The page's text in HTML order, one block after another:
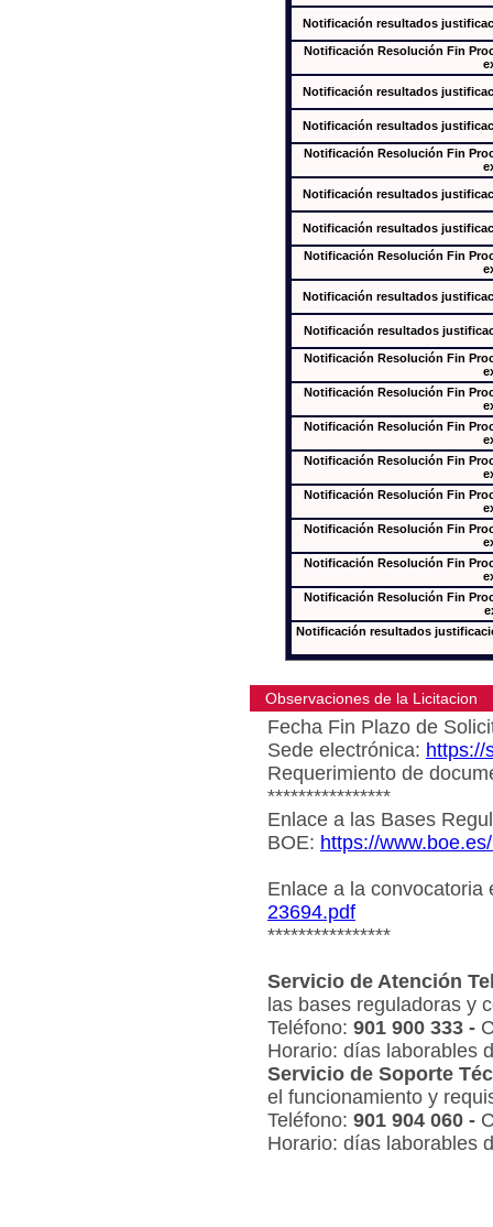
Notificación resultados
Notificación Resolución Fin
Notificación resultados
Notificación resultados
Notificación Resolución Fin
Notificación resultados
Notificación resultados
Notificación Resolución Fin
Notificación resultados
Notificación resultados
Notificación Resolución Fin
Notificación Resolución Fin
Notificación Resolución Fin
Notificación Resolución Fin
Notificación Resolución Fin
Notificación Resolución Fin
Notificación Resolución Fin
Notificación Resolución Fin
Notificación resultados
Observaciones de la Licitacion
Fecha Fin Plazo de
Sede electrónica: https://
Requerimiento de
****************
Enlace a las Bases
BOE: https://
Enlace a la
23694.pdf
****************
Servicio de Atención
las bases reguladoras y
Teléfono: 901 900 333 -
Horario: días laborables
Servicio de Soporte
el funcionamiento y
Teléfono: 901 904 060 -
Horario: días laborables